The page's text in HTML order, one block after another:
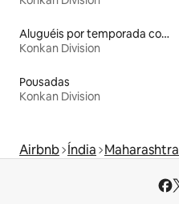
Aluguéis por temporada com café da manhã
Konkan Division
Pousadas
Konkan Division
Airbnb Índia Maharashtra